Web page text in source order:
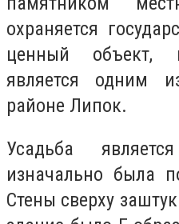
охраняется
ценный объект,
является одним
районе Липок.
Усадьба
изначально была
Стены сверху